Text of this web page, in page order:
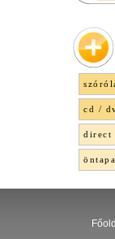
cd /
direct